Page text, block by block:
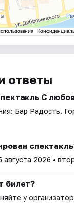
ответы
С
Бар Радость.
августа 2026 •
билет?
у